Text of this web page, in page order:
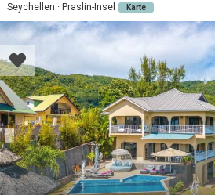
Seychellen · Praslin-Insel Karte